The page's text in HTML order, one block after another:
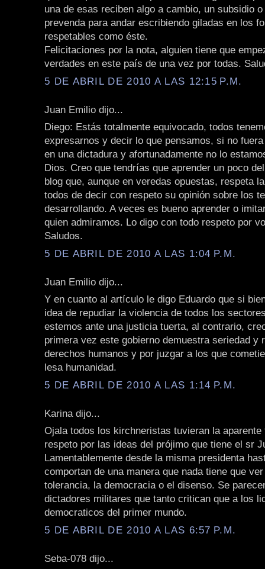
una de esas reciben algo a cambio, un subsidio o
prevenda para andar escribiendo giladas en los
respetables como éste.
Felicitaciones por la nota, alguien tiene que
verdades en este país de una vez por todas.
5 DE ABRIL DE 2010 A LAS 12:15 P.M.
Juan Emilio dijo...
Diego: Estás totalmente equivocado, todos
expresarnos y decir lo que pensamos, si no
en una dictadura y afortunadamente no lo
Dios. Creo que tendrías que aprender un poco
blog que, aunque en veredas opuestas, respeta
todos de decir con respeto su opinión sobre los
desarrollando. A veces es bueno aprender o
quien admiramos. Lo digo con todo respeto por
Saludos.
5 DE ABRIL DE 2010 A LAS 1:04 P.M.
Juan Emilio dijo...
Y en cuanto al artículo le digo Eduardo que si
idea de repudiar la violencia de todos los
estemos ante una justicia tuerta, al contrario,
primera vez este gobierno demuestra seriedad y
derechos humanos y por juzgar a los que
lesa humanidad.
5 DE ABRIL DE 2010 A LAS 1:14 P.M.
Karina dijo...
Ojala todos los kirchneristas tuvieran la aparente
respeto por las ideas del prójimo que tiene el sr
Lamentablemente desde la misma presidenta
comportan de una manera que nada tiene que
tolerancia, la democracia o el disenso. Se
dictadores militares que tanto critican que a los
democraticos del primer mundo.
5 DE ABRIL DE 2010 A LAS 6:57 P.M.
Seba-078 dijo...